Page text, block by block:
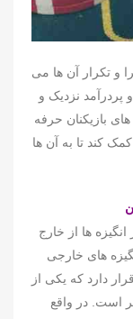
و تکرار آن ها می
پردرآمد نزدیک و
بازیکنان حرفه
کند تا به آن ها
ها از خارج
های خارجی
دارد که یکی از
است. در واقع